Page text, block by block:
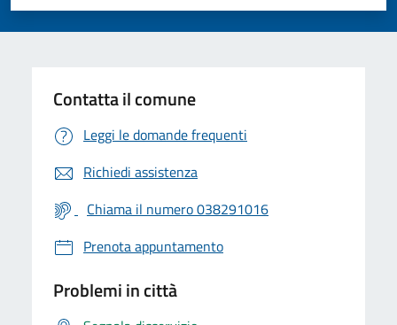
Valuta 5 stelle su 5
Valuta 4 stelle su 5
Valuta 3 stelle su 5
Valuta 2 stelle su 5
Valuta 1 stelle su 5
Contatta il comune
Leggi le domande frequenti
Richiedi assistenza
Chiama il numero 038291016
Prenota appuntamento
Problemi in città